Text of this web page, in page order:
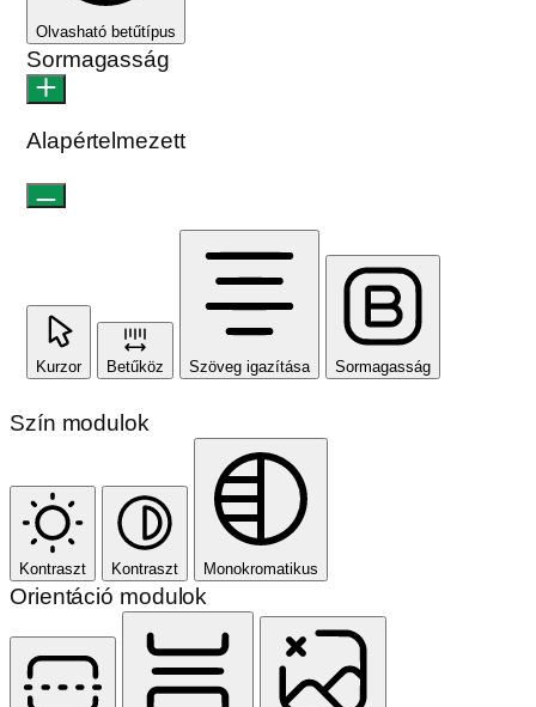
Olvasható betűtípus
Sormagasság
Alapértelmezett
Kurzor Betűköz Szöveg igazítása Sormagasság
Szín modulok
Kontraszt Kontraszt Monokromatikus
Orientáció modulok